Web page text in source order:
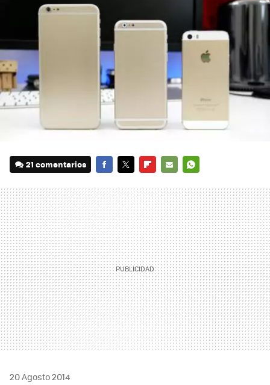
21 comentarios
MAIL
20 Agosto 2014